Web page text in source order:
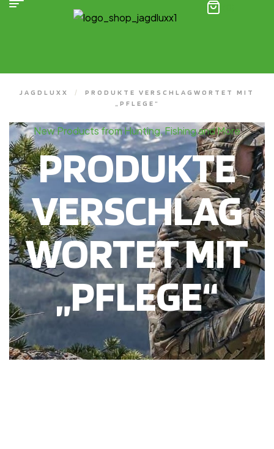
JAGDLUXX /
PRODUKTE VERSCHLAGWORTET MIT
„PFLEGE“
New Products from Hunting, Fishing and More
PRODUKTE
VERSCHLAG
WORTET MIT
„PFLEGE“